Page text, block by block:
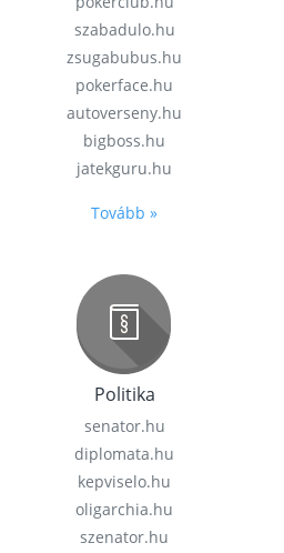
szabadulo.hu
zsugabubus.hu
pokerface.hu
autoverseny.hu
bigboss.hu
jatekguru.hu
Tovább »
Politika
senator.hu
diplomata.hu
kepviselo.hu
oligarchia.hu
szenator.hu